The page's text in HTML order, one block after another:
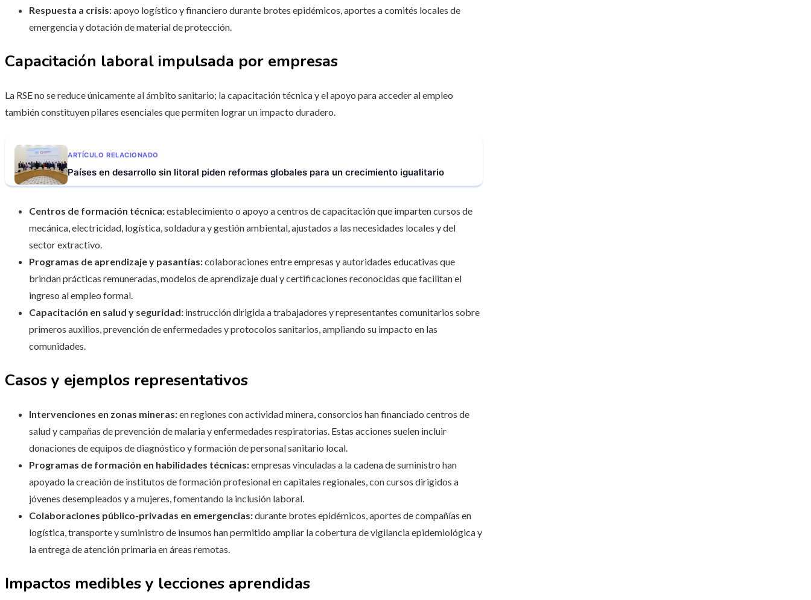
Respuesta a crisis:apoyo logístico y financiero durante brotes epidémicos, aportes a comités locales de
emergencia y dotación de material de protección.
Capacitación laboral impulsada por empresas
La RSE no se reduce únicamente al ámbito sanitario; la capacitación técnica y el apoyo para acceder al empleo
también constituyen pilares esenciales que permiten lograr un impacto duradero.
ARTÍCULO RELACIONADO
Países en desarrollo sin litoral piden reformas globales para un crecimiento igualitario
Centros de formación técnica:establecimiento o apoyo a centros de capacitación que imparten cursos de
mecánica, electricidad, logística, soldadura y gestión ambiental, ajustados a las necesidades locales y del
sector extractivo.
Programas de aprendizaje y pasantías:colaboraciones entre empresas y autoridades educativas que
brindan prácticas remuneradas, modelos de aprendizaje dual y certificaciones reconocidas que facilitan el
ingreso al empleo formal.
Capacitación en salud y seguridad: instrucción dirigida a trabajadores y representantes comunitarios sobre
primeros auxilios, prevención de enfermedades y protocolos sanitarios, ampliando su impacto en las
comunidades.
Casos y ejemplos representativos
Intervenciones en zonas mineras:en regiones con actividad minera, consorcios han financiado centros de
salud y campañas de prevención de malaria y enfermedades respiratorias. Estas acciones suelen incluir
donaciones de equipos de diagnóstico y formación de personal sanitario local.
Programas de formación en habilidades técnicas:empresas vinculadas a la cadena de suministro han
apoyado la creación de institutos de formación profesional en capitales regionales, con cursos dirigidos a
jóvenes desempleados y a mujeres, fomentando la inclusión laboral.
Colaboraciones público-privadas en emergencias:durante brotes epidémicos, aportes de compañías en
logística, transporte y suministro de insumos han permitido ampliar la cobertura de vigilancia epidemiológica y
la entrega de atención primaria en áreas remotas.
Impactos medibles y lecciones aprendidas